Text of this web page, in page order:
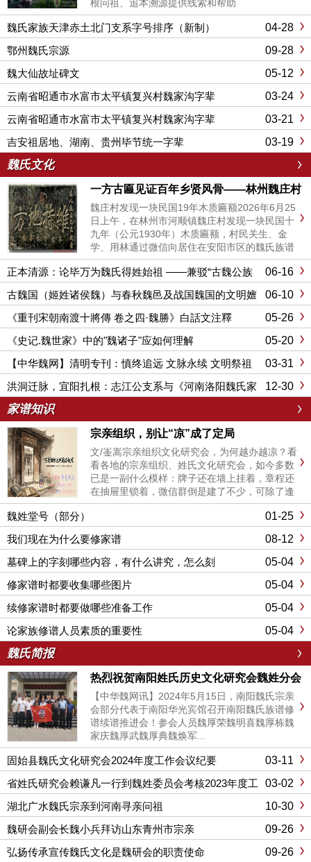
根问祖、追本溯源提供线索和帮助
04-28
魏氏家族天津赤土北门支系字号排序（新制）
09-28
鄂州魏氏宗源
05-12
魏大仙故址碑文
03-24
云南省昭通市水富市太平镇复兴村魏家沟字辈
03-21
云南省昭通市水富市太平镇复兴村魏家沟字辈
03-19
吉安祖居地、湖南、贵州毕节统一字辈
魏氏文化
一方古匾见证百年乡贤风骨——林州魏庄村
发现民国“維持地方”木匾
魏庄村发现一块民国19年木质匾额2026年6月25
日上午，在林州市河顺镇魏庄村发现一块民国十
九年（公元1930年）木质匾额，村民关生、金
学、用林通过微信向居住在安阳市区的魏氏族谱
主编魏保富反映了此信息。次日上午，魏保富从
安阳返回老家了解情况。据村民魏银付讲，这是
誉匾额。在场的乡...
06-16
正本清源：论毕万为魏氏得姓始祖 ——兼驳“古魏公族
为源”说
06-10
古魏国（姬姓诸侯魏）与春秋魏邑及战国魏国的文明嬗
变
05-26
《重刊宋朝南渡十將傳 卷之四·魏勝》白話文注釋
05-20
《史记.魏世家》中的"魏诸子"应如何理解
03-31
【中华魏网】清明专刊：慎终追远 文脉永续 文明祭祖
倡议书
12-30
洪洞迁脉，宜阳扎根：志江公支系与《河南洛阳魏氏家
谱》的百年故事
家谱知识
宗亲组织，别让“凉”成了定局
文/崟嵩宗亲组织文化研究会，为何越办越凉？看
看各地的宗亲组织、姓氏文化研究会，如今多数
已是一副什么模样：牌子还在墙上挂着，章程还
在抽屉里锁着，微信群倒是建了不少，可除了逢
年过节发几个红包、甩几条祝福链接，平日里连
个冒泡的人都没有。一年开一两次会，摆几桌
族”的套话，酒杯一碰，合...
01-25
魏姓堂号（部分）
08-12
我们现在为什么要修家谱
05-04
墓碑上的字刻哪些内容，有什么讲究，怎么刻
05-04
修家谱时都要收集哪些图片
05-04
续修家谱时都要做哪些准备工作
05-04
论家族修谱人员素质的重要性
魏氏简报
热烈祝贺南阳姓氏历史文化研究会魏姓分会
2024续谱推进会圆满成功召开
【中华魏网讯】2024年5月15日，南阳魏氏宗亲
会部分代表于南阳华光宾馆召开南阳魏氏族谱修
谱续谱推进会！参会人员魏厚荣魏明喜魏厚栋魏
家庆魏厚武魏厚典魏焕军...
03-11
固始县魏氏文化研究会2024年度工作会议纪要
03-02
省姓氏研究会赖谦凡一行到魏姓委员会考核2023年度工
作
10-30
湖北广水魏氏宗亲到河南寻亲问祖
09-26
魏研会副会长魏小兵拜访山东青州市宗亲
09-26
弘扬传承宣传魏氏文化是魏研会的职责使命